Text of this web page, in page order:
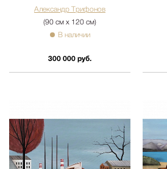
Александр Трифонов
(90 см х 120 см)
В наличии
300 000 руб.